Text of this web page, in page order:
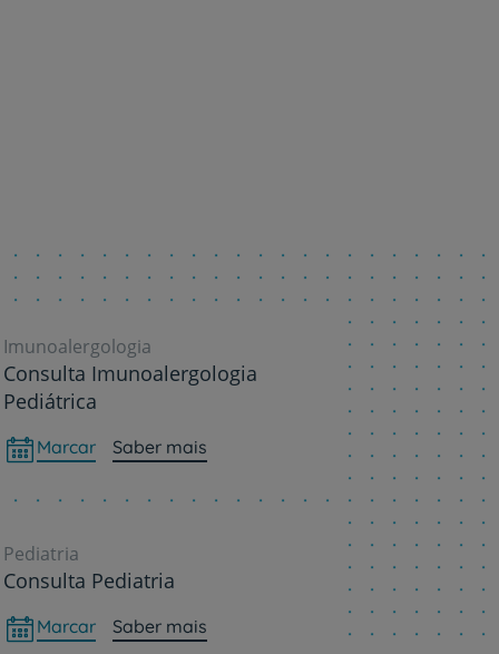
Imunoalergologia
Consulta Imunoalergologia
Pediátrica
Marcar Saber mais
Pediatria
Consulta Pediatria
Marcar Saber mais